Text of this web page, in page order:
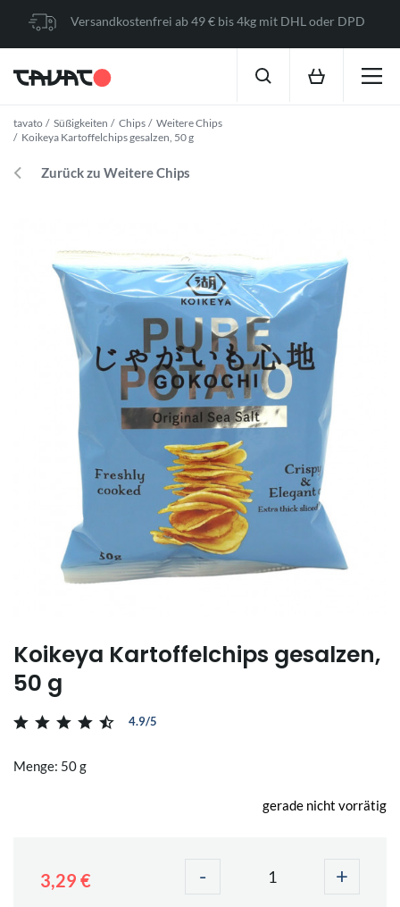
Versandkostenfrei ab 49 € bis 4kg mit DHL oder DPD
tavato Süßigkeiten Chips
Weitere Chips
Koikeya Kartoffelchips gesalzen, 50 g
Zurück zu Weitere Chips
Koikeya Kartoffelchips gesalzen,
50 g
4.9/5
Menge: 50 g
gerade nicht vorrätig
3,29 € - +